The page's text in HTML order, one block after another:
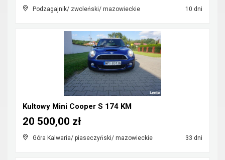
Podzagajnik/ zwoleński/ mazowieckie 10 dni
Kultowy Mini Cooper S 174 KM
Góra Kalwaria/ piaseczyński/ mazowieckie 33 dni
20 500,00 zł